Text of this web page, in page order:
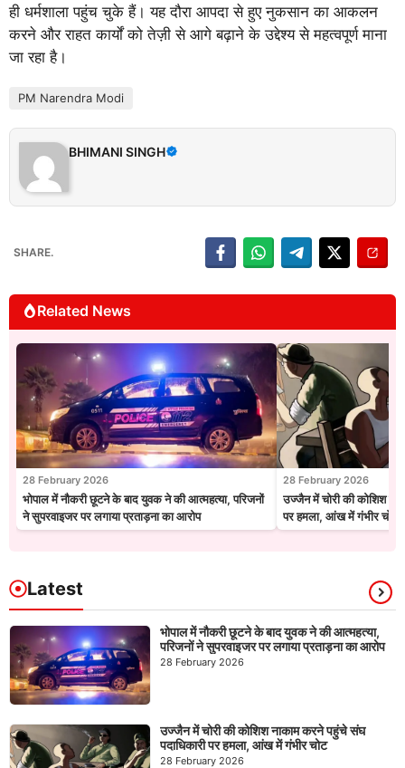
ही धर्मशाला पहुंच चुके हैं। यह दौरा आपदा से हुए नुकसान का आकलन
करने और राहत कार्यों को तेज़ी से आगे बढ़ाने के उद्देश्य से महत्वपूर्ण माना
जा रहा है।
PM Narendra Modi
BHIMANI SINGH
SHARE.
Related News
28 February 2026
भोपाल में नौकरी छूटने के बाद युवक ने की आत्महत्या, परिजनों
ने सुपरवाइजर पर लगाया प्रताड़ना का आरोप
28 February 2026
उज्जैन में चोरी की कोशिश
पर हमला, आंख में गंभीर चोट
Latest
भोपाल में नौकरी छूटने के बाद युवक ने की आत्महत्या,
परिजनों ने सुपरवाइजर पर लगाया प्रताड़ना का आरोप
28 February 2026
उज्जैन में चोरी की कोशिश नाकाम करने पहुंचे संघ
पदाधिकारी पर हमला, आंख में गंभीर चोट
28 February 2026